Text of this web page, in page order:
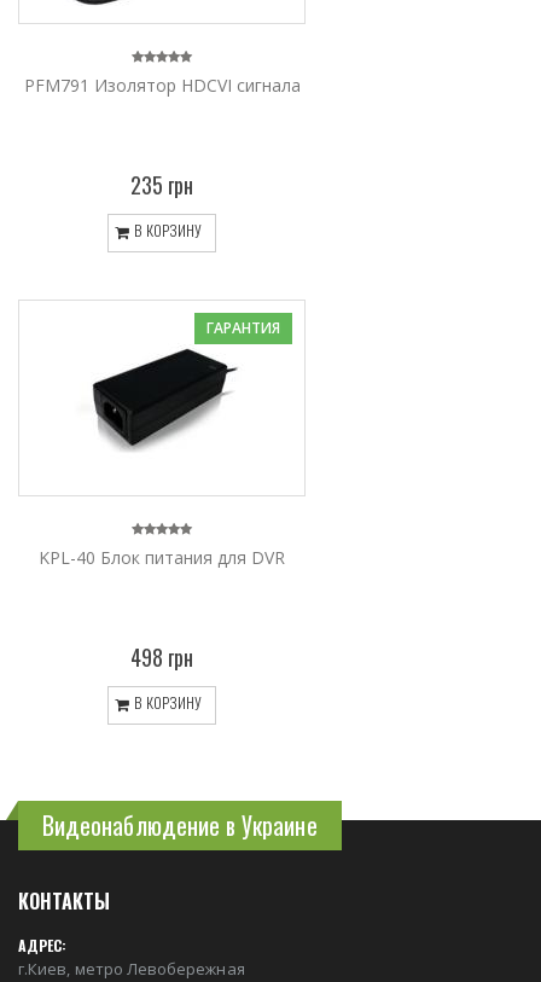
PFM791 Изолятор HDCVI сигнала
235 грн
В КОРЗИНУ
ГАРАНТИЯ
KPL-40 Блок питания для DVR
498 грн
В КОРЗИНУ
Видеонаблюдение в Украине
КОНТАКТЫ
АДРЕС:
г.Киев, метро Левобережная